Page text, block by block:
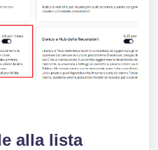
alla lista